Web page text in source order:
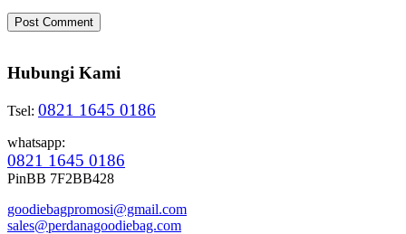
Hubungi Kami
Tsel: 0821 1645 0186
whatsapp:
0821 1645 0186
PinBB 7F2BB428
goodiebagpromosi@gmail.com
sales@perdanagoodiebag.com